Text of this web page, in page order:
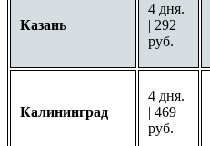
Казань
4 дня.
| 292
руб.
Калининград
4 дня.
| 469
руб.